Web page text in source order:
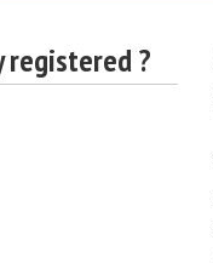
registered ?